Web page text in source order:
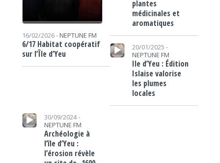
16/02/2026 - NEPTUNE FM
6/17 Habitat coopératif
sur l’Île d’Yeu
plantes
médicinales et
aromatiques
Lecteur audio
20/01/2025 -
NEPTUNE FM
Ile d’Yeu : Édition
Islaise valorise
les plumes
locales
Lecteur audio
30/09/2024 -
NEPTUNE FM
Archéologie à
l’île d’Yeu :
l’érosion révèle